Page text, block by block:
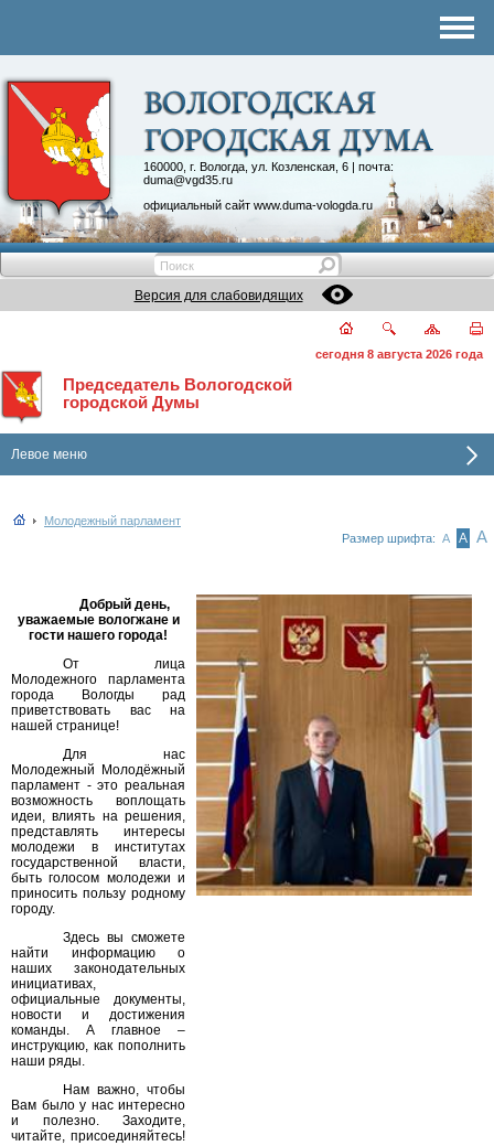
160000, г. Вологда, ул. Козленская, 6 | почта:
duma@vgd35.ru
официальный сайт www.duma-vologda.ru
Контакты
Депутатские объединения
Версия для слабовидящих
сегодня 8 августа 2026 года
Председатель Вологодской
городской Думы
Левое меню
Молодежный парламент
Размер шрифта: А А А
Добрый день,
уважаемые вологжане и
гости нашего города!
От лица
Молодежного парламента
города Вологды рад
приветствовать вас на
нашей странице!
Для нас
Молодежный Молодёжный
парламент - это реальная
возможность воплощать
идеи, влиять на решения,
представлять интересы
молодежи в институтах
государственной власти,
быть голосом молодежи и
приносить пользу родному
городу.
Здесь вы сможете
найти информацию о
наших законодательных
инициативах,
официальные документы,
новости и достижения
команды. А главное –
инструкцию, как пополнить
наши ряды.
Нам важно, чтобы
Вам было у нас интересно
и полезно. Заходите,
читайте, присоединяйтесь!